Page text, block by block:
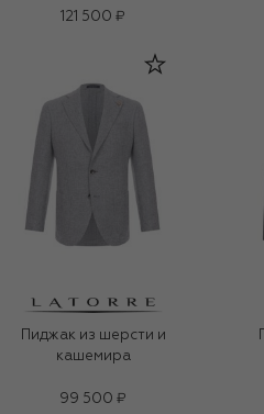
121 500 ₽
Пиджак из шерсти и
кашемира
99 500 ₽